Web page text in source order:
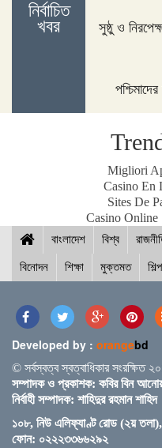
দিনাজপুরের
নীলফামারীতে
আইসিসি জুন
স্পিকারের সাথে
স্পিকারের বৈঠক
ছাত্র-ছাত্রীদের
নির্বাচিত
খবর
সুষ্ঠু ও
Migliori
Casino En
Sites De
Casino
বাংলাদেশ বিশ্ব
বিনোদন শিক্ষা মুক্তমত
Developed by : orangebd
© সর্বস্বত্ব স্বত্বাধিকার সংরক্ষিত
সম্পাদক ও প্রকাশক: কবির বিন
নির্বাহী সম্পাদক: শাহিদুর রহমান শাহিদ
১০৮, নিউ এলিফ্যাণ্ট রোড (২য়
ফোন: ০২২২৩৩৬৬২৯২